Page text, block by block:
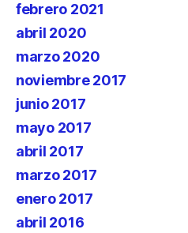
febrero 2021
abril 2020
marzo 2020
noviembre 2017
junio 2017
mayo 2017
abril 2017
marzo 2017
enero 2017
abril 2016